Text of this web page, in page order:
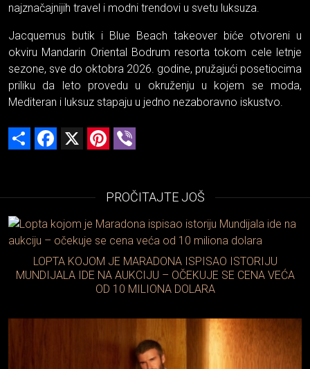
najznačajnijih travel i modni trendovi u svetu luksuza.
Jacquemus butik i Blue Beach takeover biće otvoreni u
okviru Mandarin Oriental Bodrum resorta tokom cele letnje
sezone, sve do oktobra 2026. godine, pružajući posetiocima
priliku da leto provedu u okruženju u kojem se moda,
Mediteran i luksuz stapaju u jedno nezaboravno iskustvo.
Share Facebook Pinterest
PROČITAJTE JOŠ
LOPTA KOJOM JE MARADONA ISPISAO ISTORIJU
MUNDIJALA IDE NA AUKCIJU – OČEKUJE SE CENA VEĆA
OD 10 MILIONA DOLARA